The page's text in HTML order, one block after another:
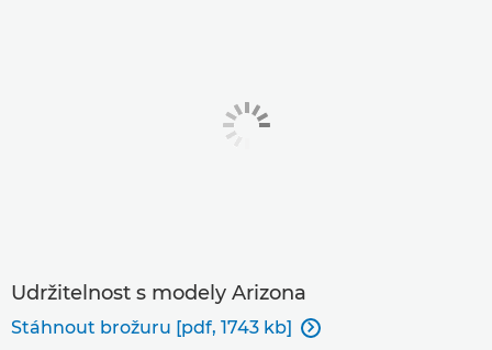
Udržitelnost s modely Arizona
Stáhnout brožuru [pdf, 1743 kb] 